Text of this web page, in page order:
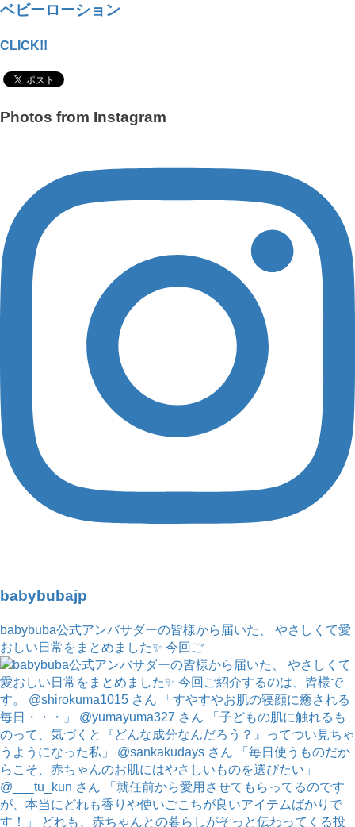
ベビーローション
CLICK!!
Photos from Instagram
babybubajp
babybuba公式アンバサダーの皆様から届いた、 やさしくて愛
おしい日常をまとめました✨ 今回ご